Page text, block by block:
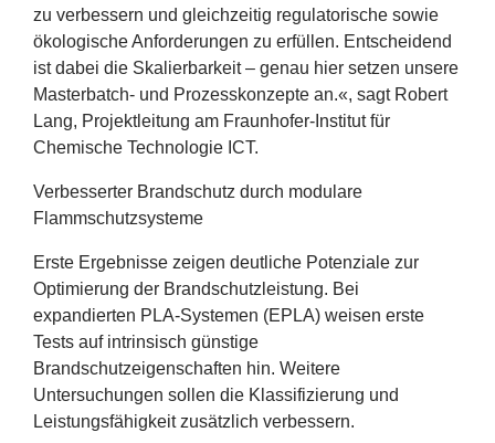
zu verbessern und gleichzeitig regulatorische sowie
ökologische Anforderungen zu erfüllen. Entscheidend
ist dabei die Skalierbarkeit – genau hier setzen unsere
Masterbatch- und Prozesskonzepte an.«, sagt Robert
Lang, Projektleitung am Fraunhofer-Institut für
Chemische Technologie ICT.
Verbesserter Brandschutz durch modulare
Flammschutzsysteme
Erste Ergebnisse zeigen deutliche Potenziale zur
Optimierung der Brandschutzleistung. Bei
expandierten PLA-Systemen (EPLA) weisen erste
Tests auf intrinsisch günstige
Brandschutzeigenschaften hin. Weitere
Untersuchungen sollen die Klassifizierung und
Leistungsfähigkeit zusätzlich verbessern.